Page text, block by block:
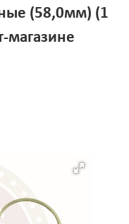
(58,0мм) (1
магазине